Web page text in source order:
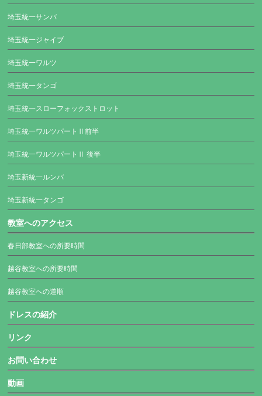
埼玉統一サンバ
埼玉統一ジャイブ
埼玉統一ワルツ
埼玉統一タンゴ
埼玉統一スローフォックストロット
埼玉統一ワルツパートⅡ前半
埼玉統一ワルツパートⅡ 後半
埼玉新統一ルンバ
埼玉新統一タンゴ
教室へのアクセス
春日部教室への所要時間
越谷教室への所要時間
越谷教室への道順
ドレスの紹介
リンク
お問い合わせ
動画